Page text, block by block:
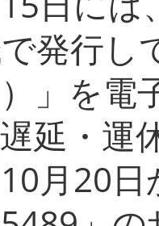
発行し
」を電
延・運
月20